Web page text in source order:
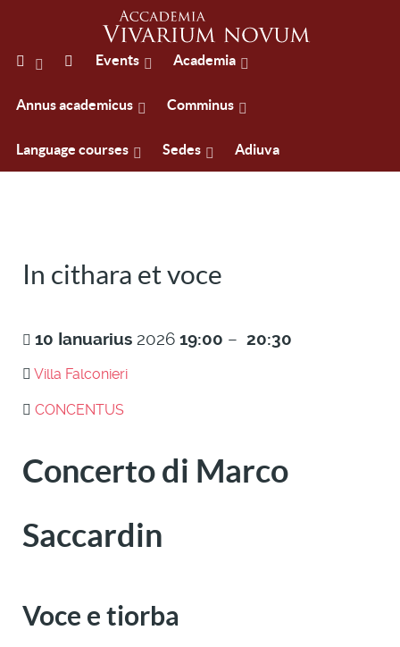
Events Academia
Annus academicus Comminus
Language courses Sedes Adiuva
In cithara et voce
10 Ianuarius 2026 19:00 – 20:30
Villa Falconieri
CONCENTUS
Concerto di Marco
Saccardin
Voce e tiorba